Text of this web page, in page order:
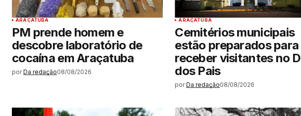
ARAÇATUBA
PM prende homem e
descobre laboratório de
cocaína em Araçatuba
por Da redação08/08/2026
ARAÇATUBA
Cemitérios municipais
estão preparados para
receber visitantes no
dos Pais
por Da redação08/08/2026